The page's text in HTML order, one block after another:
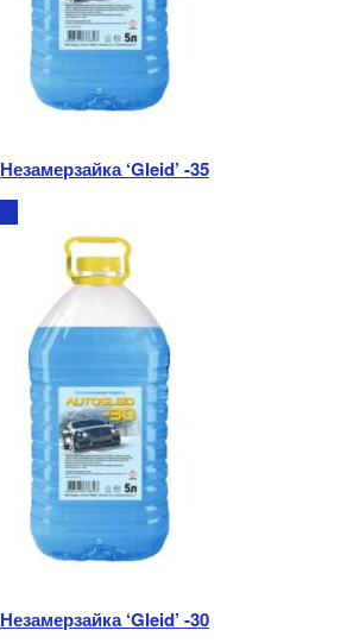
Незамерзайка ‘Gleid’ -35
Незамерзайка ‘Gleid’ -30